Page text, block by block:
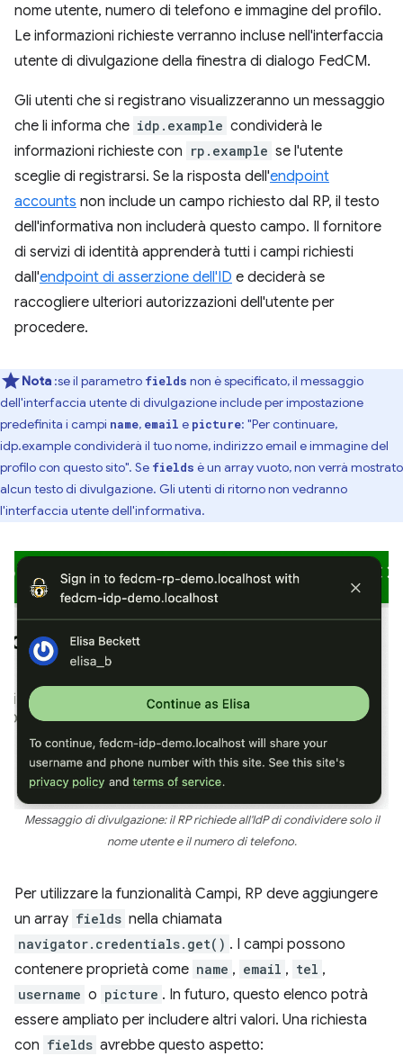
nome utente, numero di telefono e immagine del profilo.
Le informazioni richieste verranno incluse nell'interfaccia
utente di divulgazione della finestra di dialogo FedCM.
Gli utenti che si registrano visualizzeranno un messaggio
che li informa che idp.example condividerà le
informazioni richieste con rp.example se l'utente
sceglie di registrarsi. Se la risposta dell'endpoint
accounts non include un campo richiesto dal RP, il testo
dell'informativa non includerà questo campo. Il fornitore
di servizi di identità apprenderà tutti i campi richiesti
dall'endpoint di asserzione dell'ID e deciderà se
raccogliere ulteriori autorizzazioni dell'utente per
procedere.
Nota :se il parametro fields non è specificato, il messaggio
dell'interfaccia utente di divulgazione include per impostazione
predefinita i campi name, email e picture: "Per continuare,
idp.example condividerà il tuo nome, indirizzo email e immagine del
profilo con questo sito". Se fields è un array vuoto, non verrà mostrato
alcun testo di divulgazione. Gli utenti di ritorno non vedranno
l'interfaccia utente dell'informativa.
Messaggio di divulgazione: il RP richiede all'IdP di condividere solo il
nome utente e il numero di telefono.
Per utilizzare la funzionalità Campi, RP deve aggiungere
un array fields nella chiamata
navigator.credentials.get() . I campi possono
contenere proprietà come name , email , tel ,
username o picture . In futuro, questo elenco potrà
essere ampliato per includere altri valori. Una richiesta
con fields avrebbe questo aspetto: